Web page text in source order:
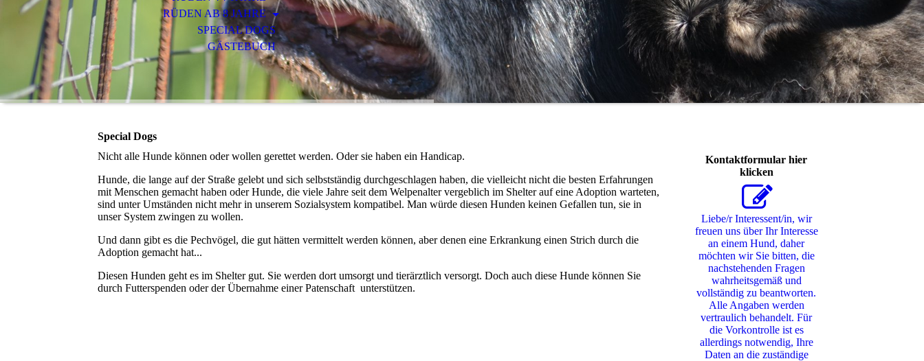
RÜDEN AB 8 JAHRE
SPECIAL DOGS
GÄSTEBUCH
Special Dogs
Nicht alle Hunde können oder wollen gerettet werden. Oder sie haben ein Handicap.
Hunde, die lange auf der Straße gelebt und sich selbstständig durchgeschlagen haben, die vielleicht nicht die besten Erfahrungen
mit Menschen gemacht haben oder Hunde, die viele Jahre seit dem Welpenalter vergeblich im Shelter auf eine Adoption warteten,
sind unter Umständen nicht mehr in unserem Sozialsystem kompatibel. Man würde diesen Hunden keinen Gefallen tun, sie in
unser System zwingen zu wollen.
Und dann gibt es die Pechvögel, die gut hätten vermittelt werden können, aber denen eine Erkrankung einen Strich durch die
Adoption gemacht hat...
Diesen Hunden geht es im Shelter gut. Sie werden dort umsorgt und tierärztlich versorgt. Doch auch diese Hunde können Sie
durch Futterspenden oder der Übernahme einer Patenschaft unterstützen.
Kontaktformular hier
klicken
Liebe/r Interessent/in, wir
freuen uns über Ihr Interesse
an einem Hund, daher
möchten wir Sie bitten, die
nachstehenden Fragen
wahrheitsgemäß und
vollständig zu beantworten.
Alle Angaben werden
vertraulich behandelt. Für
die Vorkontrolle ist es
allerdings notwendig, Ihre
Daten an die zuständige